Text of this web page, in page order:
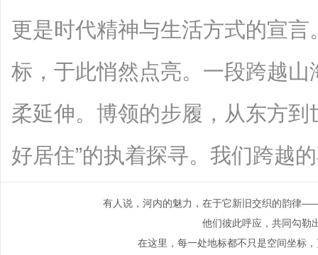
更是时代精神与生活方式的宣言
标，于此悄然点亮。一段跨越
柔延伸。博领的步履，从东方到
好居住”的执着探寻。我们跨越
有人说，河内的魅力，在于它新旧交织的韵律
他们彼此呼应，共同勾勒
在这里，每一处地标都不只是空间坐标